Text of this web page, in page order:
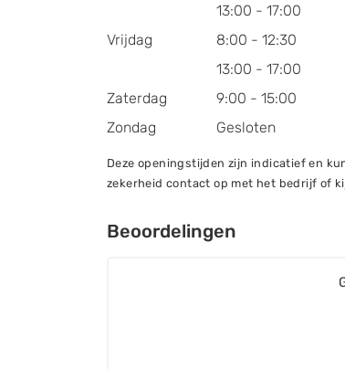
13:00 - 17:00
Vrijdag
8:00 - 12:30
13:00 - 17:00
Zaterdag
9:00 - 15:00
Zondag
Gesloten
Deze openingstijden zijn indicatief en
zekerheid contact op met het bedrijf of
Beoordelingen